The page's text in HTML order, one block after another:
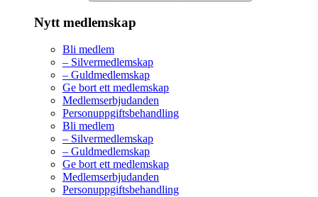
Nytt medlemskap
Bli medlem
– Silvermedlemskap
– Guldmedlemskap
Ge bort ett medlemskap
Medlemserbjudanden
Personuppgiftsbehandling
Bli medlem
– Silvermedlemskap
– Guldmedlemskap
Ge bort ett medlemskap
Medlemserbjudanden
Personuppgiftsbehandling